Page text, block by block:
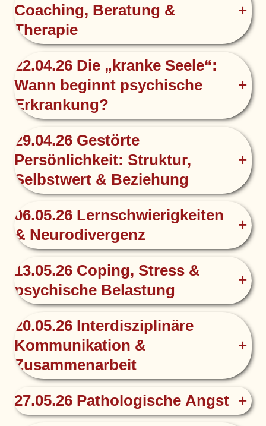
Coaching, Beratung &
Therapie
+
22.04.26 Die „kranke Seele“:
Wann beginnt psychische
Erkrankung?
+
29.04.26 Gestörte
Persönlichkeit: Struktur,
Selbstwert & Beziehung
+
06.05.26 Lernschwierigkeiten
& Neurodivergenz
+
13.05.26 Coping, Stress &
psychische Belastung
+
20.05.26 Interdisziplinäre
Kommunikation &
Zusammenarbeit
+
27.05.26 Pathologische Angst +